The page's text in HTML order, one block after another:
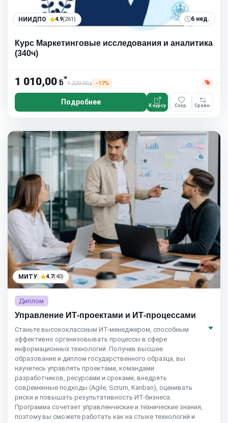
НИИДПО 4.9(261) 6 нед.
Курс Маркетинговые исследования и аналитика
(340ч)
1 010,00 ƃ*
1 220,00ƃ −17%
Подробнее К курсу Сохр. Сравн.
МИТУ 4.7(40)
Диплом
Управление ИТ-проектами и ИТ-процессами
Станьте высококлассным ИТ-менеджером, способным
эффективно организовывать процессы в сфере
информационных технологий. Получив высшее
образование и диплом государственного образца, вы
научитесь управлять проектами, командами
разработчиков, ресурсами и сроками, внедрять
современные подходы (Agile, Scrum, Kanban), оценивать
риски и повышать результативность ИТ-бизнеса.
Программа сочетает управленческие и технические знания,
поэтому вы сможете работать как на стыке технологий и